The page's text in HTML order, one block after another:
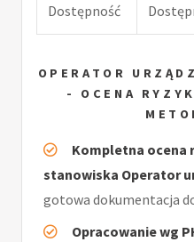
Dostępność
OPERATOR
- OCENA
Kompletna ocena
stanowiska Operator
gotowa dokumentacja
Opracowanie wg